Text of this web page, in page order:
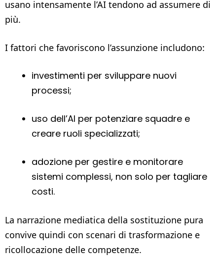
usano intensamente l’AI tendono ad assumere di
più.
I fattori che favoriscono l’assunzione includono:
investimenti per sviluppare nuovi
processi;
uso dell’AI per potenziare squadre e
creare ruoli specializzati;
adozione per gestire e monitorare
sistemi complessi, non solo per tagliare
costi.
La narrazione mediatica della sostituzione pura
convive quindi con scenari di trasformazione e
ricollocazione delle competenze.